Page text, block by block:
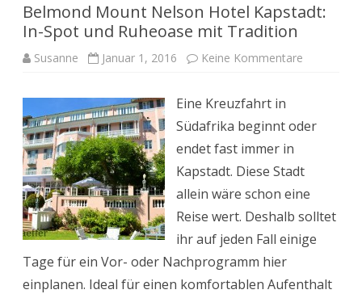
Belmond Mount Nelson Hotel Kapstadt:
In-Spot und Ruheoase mit Tradition
Susanne Januar 1, 2016 Keine Kommentare
In-
Spot
mit
Tradition
Eine Kreuzfahrt in
Südafrika beginnt oder
endet fast immer in
Kapstadt. Diese Stadt
allein wäre schon eine
Reise wert. Deshalb solltet
ihr auf jeden Fall einige
Tage für ein Vor- oder Nachprogramm hier
einplanen. Ideal für einen komfortablen Aufenthalt